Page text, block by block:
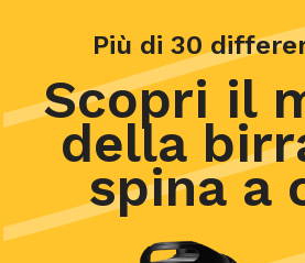
Più di 30
Scopri il
della
spina a